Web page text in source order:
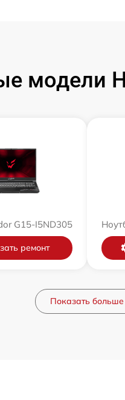
модели
G15-I5ND305
ремонт
Показать больше